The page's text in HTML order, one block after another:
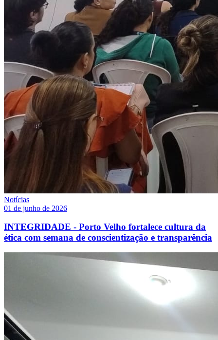
Notícias
01 de junho de 2026
INTEGRIDADE - Porto Velho fortalece cultura da
ética com semana de conscientização e transparência